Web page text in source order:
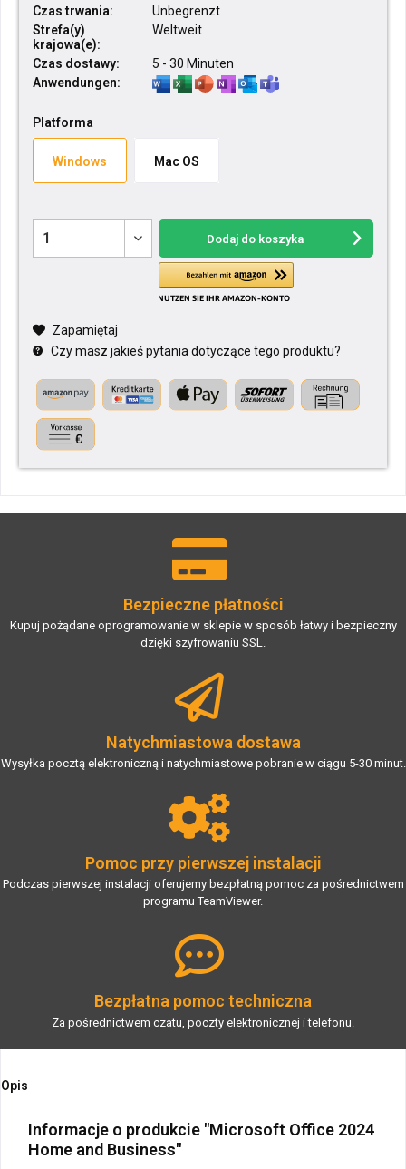
Czas trwania:
Unbegrenzt
Strefa(y)
krajowa(e):
Weltweit
Czas dostawy:
5 - 30 Minuten
Anwendungen:
Platforma
Windows Mac OS
Dodaj do koszyka
Zapamiętaj
Czy masz jakieś pytania dotyczące tego produktu?
Bezpieczne płatności
Kupuj pożądane oprogramowanie w sklepie w sposób łatwy i bezpieczny
dzięki szyfrowaniu SSL.
Natychmiastowa dostawa
Wysyłka pocztą elektroniczną i natychmiastowe pobranie w ciągu 5-30 minut.
Pomoc przy pierwszej instalacji
Podczas pierwszej instalacji oferujemy bezpłatną pomoc za pośrednictwem
programu TeamViewer.
Bezpłatna pomoc techniczna
Za pośrednictwem czatu, poczty elektronicznej i telefonu.
Opis
Informacje o produkcie "Microsoft Office 2024
Home and Business"